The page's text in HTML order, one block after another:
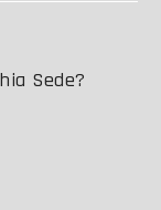
Sede?